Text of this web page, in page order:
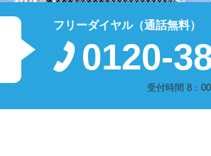
フリーダイヤル（通話無料）
0120-
受付時間 8：